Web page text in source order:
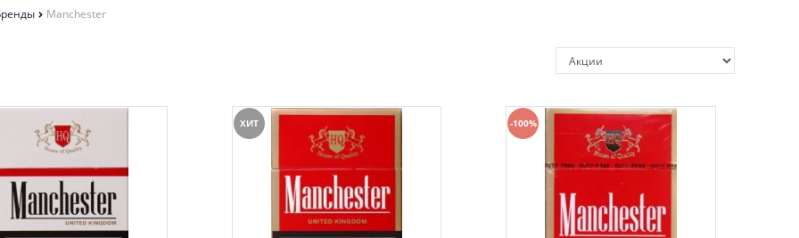
Manchester
Быстрый просмотр
ХИТ
Быстрый просмотр
-100%
Быстрый просмотр